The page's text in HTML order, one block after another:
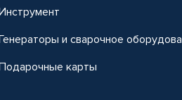
и сварочное
карты